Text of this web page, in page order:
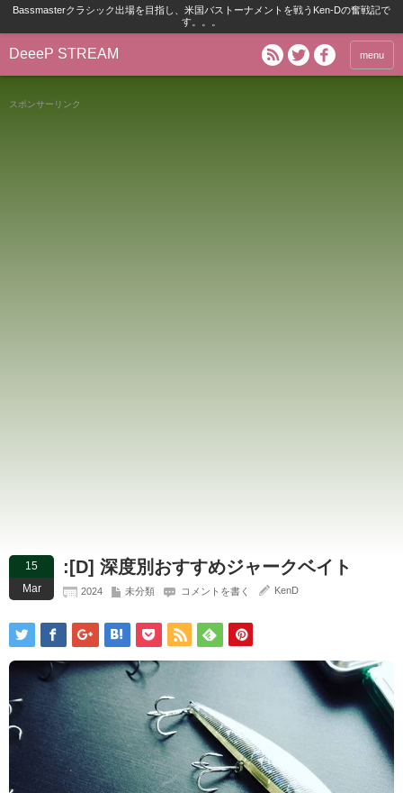
Bassmasterクラシック出場を目指し、米国バストーナメントを戦うKen-Dの奮戦記で
す。。。
DeeeP STREAM menu
スポンサーリンク
15
Mar
:[D] 深度別おすすめジャークベイト
2024 未分類 コメントを書く KenD